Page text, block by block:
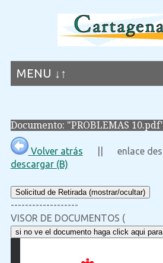
MENU ↓↑
Documento: "PROBLEMAS
Volver atrás || enlace
descargar (B)
Solicitud de Retirada (mostrar/ocultar)
-------------------
VISOR DE DOCUMENTOS (
si no ve el documento haga click aqui